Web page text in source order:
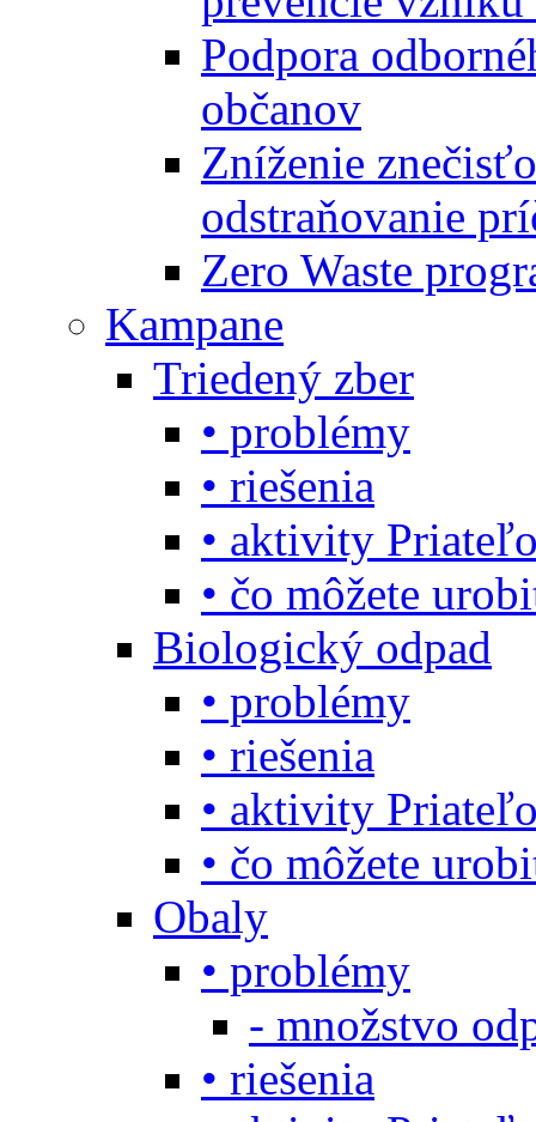
Podpora
občanov
Zníženie
odstraňovanie
Zero Waste
Kampane
Triedený zber
• problémy
• riešenia
• aktivity
• čo môžete
Biologický odpad
• problémy
• riešenia
• aktivity
• čo môžete
Obaly
• problémy
- množstvo
• riešenia